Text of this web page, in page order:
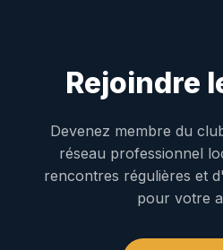
Rejoindre
Devenez membre du
réseau professionnel
rencontres régulières et
pour votre